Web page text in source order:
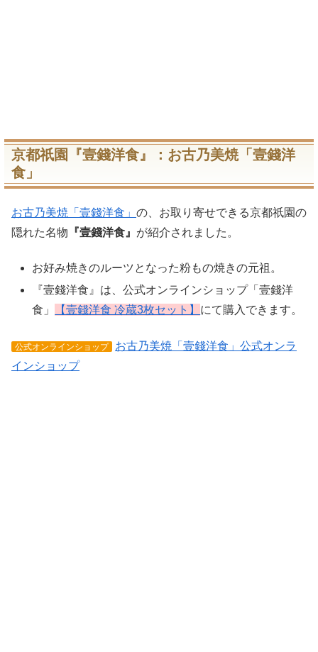
京都祇園『壹錢洋食』：お古乃美焼「壹錢洋
食」
お古乃美焼「壹錢洋食」 の、お取り寄せできる京都祇園の
隠れた名物 『壹錢洋食』 が紹介されました。
お好み焼きのルーツとなった粉もの焼きの元祖。
『壹錢洋食』は、公式オンラインショップ「壹錢洋
食」
【壹錢洋食 冷蔵3枚セット】 にて購入できます。
公式オンラインショップ
お古乃美焼「壹錢洋食」公式オンラ
インショップ